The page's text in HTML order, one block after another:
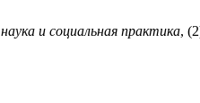
и социальная практика,